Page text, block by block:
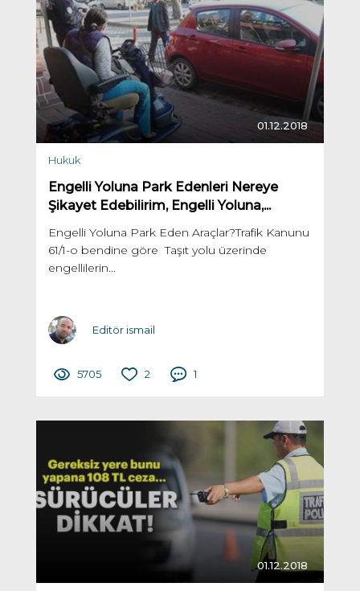
01.12.2018
Hukuk
Engelli Yoluna Park Edenleri Nereye
Şikayet Edebilirim, Engelli Yoluna,...
Engelli Yoluna Park Eden Araçlar?Trafik Kanunu
61/1-o bendine göre Taşıt yolu üzerinde
engellilerin...
Editör ismail
5705 2 1
01.12.2018